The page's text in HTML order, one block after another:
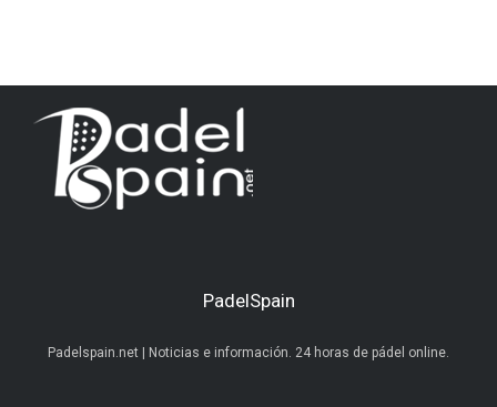
PadelSpain
Padelspain.net | Noticias e información. 24 horas de pádel online.